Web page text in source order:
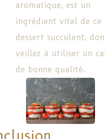
aromatique, est un
ingrédient vital de ce
dessert succulent,
veillez à utiliser un
de bonne qualité.